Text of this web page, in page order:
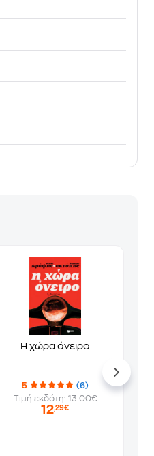
Η χώρα όνειρο
5
(6)
Τιμή εκδότη: 13.00€
12,29€